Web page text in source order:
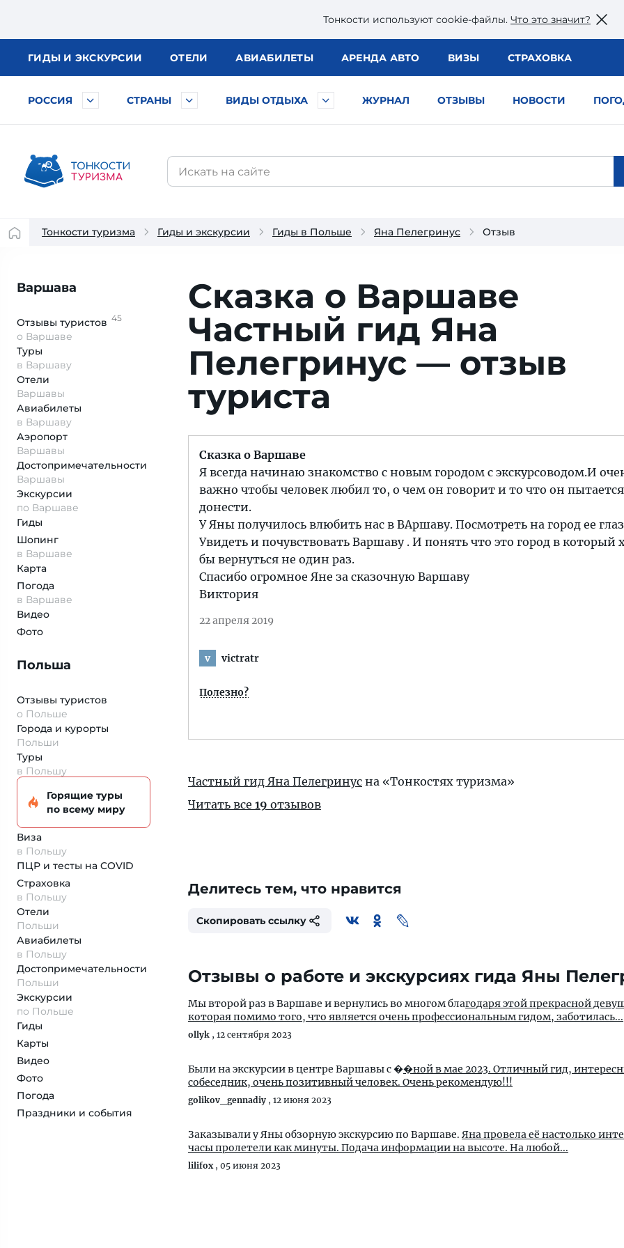
Тонкости используют сookie-файлы. Что это значит?
ГИДЫ И ЭКСКУРСИИ ОТЕЛИ АВИАБИЛЕТЫ АРЕНДА АВТО ВИЗЫ СТРАХОВКА
РОССИЯ СТРАНЫ ВИДЫ ОТДЫХА ЖУРНАЛ ОТЗЫВЫ НОВОСТИ
Тонкости туризма Гиды и экскурсии Гиды в Польше Яна Пелегринус Отзыв
Варшава
Отзывы туристов 45
о Варшаве
Туры
в Варшаву
Отели
Варшавы
Авиабилеты
в Варшаву
Аэропорт
Варшавы
Достопримеча­тельности
Варшавы
Экскурсии
по Варшаве
Гиды
Шопинг
в Варшаве
Карта
Погода
в Варшаве
Видео
Фото
Польша
Отзывы туристов
о Польше
Города и курорты
Польши
Туры
в Польшу
Горящие туры
по всему миру
Виза
в Польшу
ПЦР и тесты на COVID
Страховка
в Польшу
Отели
Польши
Авиабилеты
в Польшу
Достопримеча­тельности
Польши
Экскурсии
по Польше
Гиды
Карты
Видео
Фото
Погода
Праздники и события
Сказка о Варшаве
Частный гид Яна
Пелегринус — отзыв
туриста
Сказка о Варшаве
Я всегда начинаю знакомство с новым городом с экскурсоводом.И
важно чтобы человек любил то, о чем он говорит и то что он пытается
донести.
У Яны получилось влюбить нас в ВАршаву. Посмотреть на город ее
Увидеть и почувствовать Варшаву . И понять что это город в который
бы вернуться не один раз.
Спасибо огромное Яне за сказочную Варшаву
Виктория
22 апреля 2019
v victratr
Полезно?
Частный гид Яна Пелегринус на «Тонкостях туризма»
Читать все 19 отзывов
Делитесь тем, что нравится
Скопировать ссылку
Отзывы о работе и экскурсиях гида Яны
Мы второй раз в Варшаве и вернулись во многом благодаря этой прекрасной
которая помимо того, что является очень профессиональным гидом, заботилась...
ollyk , 12 сентября 2023
Были на экскурсии в центре Варшавы с ��ной в мае 2023. Отличный гид,
собеседник, очень позитивный человек. Очень рекомендую!!!
golikov_gennadiy , 12 июня 2023
Заказывали у Яны обзорную экскурсию по Варшаве. Яна провела её настолько
часы пролетели как минуты. Подача информации на высоте. На любой...
lilifox, 05 июня 2023